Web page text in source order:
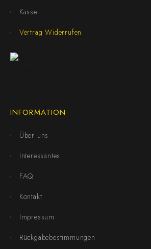
Kasse
Vertrag Widerrufen
INFORMATION
Über uns
Interessantes
FAQ
Kontakt
Impressum
Rückgabebestimmungen